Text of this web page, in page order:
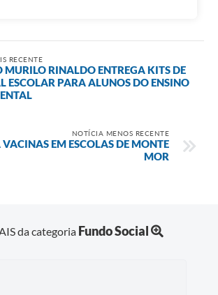
RECENTE
MURILO RINALDO ENTREGA KITS DE
ESCOLAR PARA ALUNOS DO ENSINO
NOTÍCIA MENOS RECENTE
EM ESCOLAS DE MONTE
MOR
da categoria Fundo Social